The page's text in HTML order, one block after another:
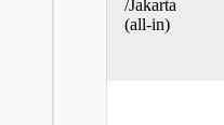
/Jakarta
(all-in)